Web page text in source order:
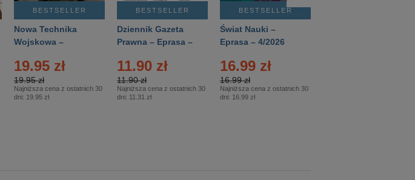
BESTSELLER
Nowa Technika
Wojskowa –
19.95 zł
19.95 zł
Najniższa cena z ostatnich 30
dni: 19.95 zł
BESTSELLER
Dziennik Gazeta
Prawna – Eprasa –
11.90 zł
11.90 zł
Najniższa cena z ostatnich 30
dni: 11.31 zł
BESTSELLER
Świat Nauki –
Eprasa – 4/2026
16.99 zł
16.99 zł
Najniższa cena z ostatnich 30
dni: 16.99 zł